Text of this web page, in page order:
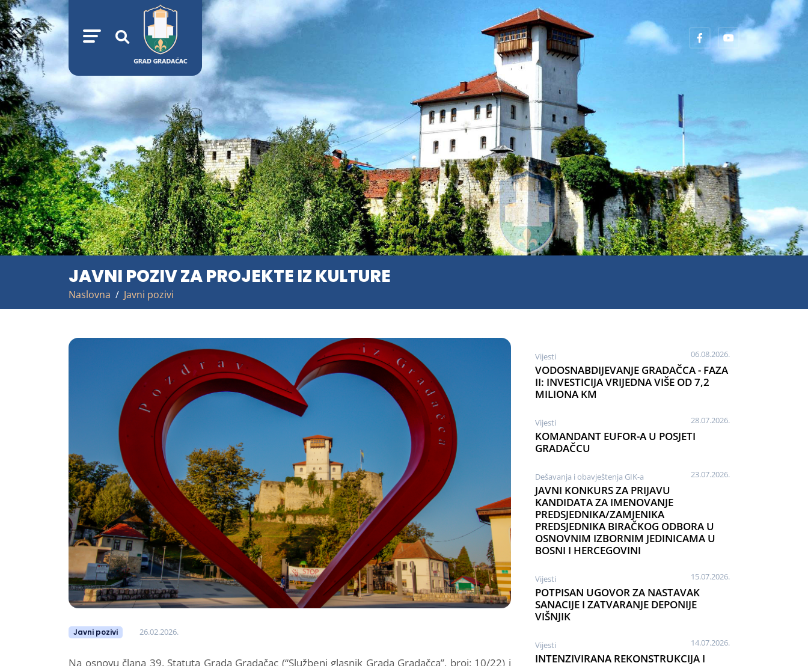
JAVNI POZIV ZA PROJEKTE IZ KULTURE
Naslovna Javni pozivi
Javni pozivi 26.02.2026.
Na osnovu člana 39. Statuta Grada Gradačac (“Službeni glasnik Grada Gradačca”, broj: 10/22) i
Vijesti 06.08.2026.
VODOSNABDIJEVANJE GRADAČCA - FAZA
II: INVESTICIJA VRIJEDNA VIŠE OD 7,2
MILIONA KM
Vijesti 28.07.2026.
KOMANDANT EUFOR-A U POSJETI
GRADAČCU
Dešavanja i obavještenja GIK-a 23.07.2026.
JAVNI KONKURS ZA PRIJAVU
KANDIDATA ZA IMENOVANJE
PREDSJEDNIKA/ZAMJENIKA
PREDSJEDNIKA BIRAČKOG ODBORA U
OSNOVNIM IZBORNIM JEDINICAMA U
BOSNI I HERCEGOVINI
Vijesti 15.07.2026.
POTPISAN UGOVOR ZA NASTAVAK
SANACIJE I ZATVARANJE DEPONIJE
VIŠNJIK
Vijesti 14.07.2026.
INTENZIVIRANA REKONSTRUKCIJA I